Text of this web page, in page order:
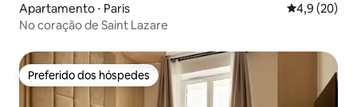
Apartamento ⋅ Paris 4,9 de uma
4,9 (20)
No coração de Saint Lazare
Preferido dos hóspedes
Preferido dos hóspedes